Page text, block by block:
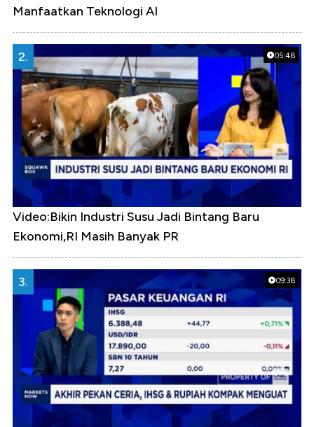
Manfaatkan Teknologi AI
05:48
2.
Video:Bikin Industri Susu Jadi Bintang Baru
Ekonomi,RI Masih Banyak PR
09:38
3.